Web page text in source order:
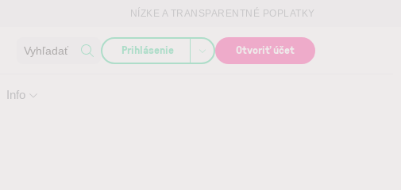
NÍZKE A TRANSPARENTNÉ POPLATKY
Info
Vyhľadať Prihlásenie Otvoriť účet